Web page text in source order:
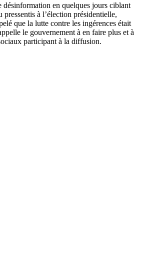
désinformation en quelques jours ciblant
pressentis à l’élection présidentielle,
que la lutte contre les ingérences était
le gouvernement à en faire plus et à
participant à la diffusion.